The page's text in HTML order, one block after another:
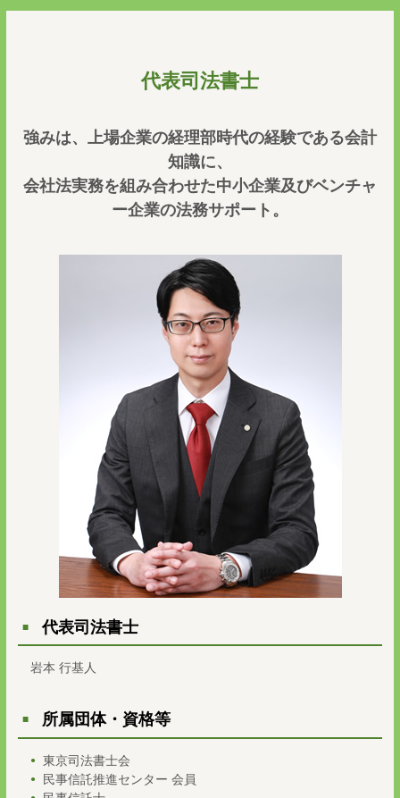
代表司法書士
強みは、上場企業の経理部時代の経験である会計
知識に、
会社法実務を組み合わせた中小企業及びベンチャ
ー企業の法務サポート。
代表司法書士
岩本 行基人
所属団体・資格等
東京司法書士会
民事信託推進センター 会員